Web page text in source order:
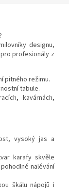
designu,
profesionály z
pitného režimu.
tabule.
kavárnách,
vysoký jas a
karafy skvěle
nalévání
škálu nápojů i